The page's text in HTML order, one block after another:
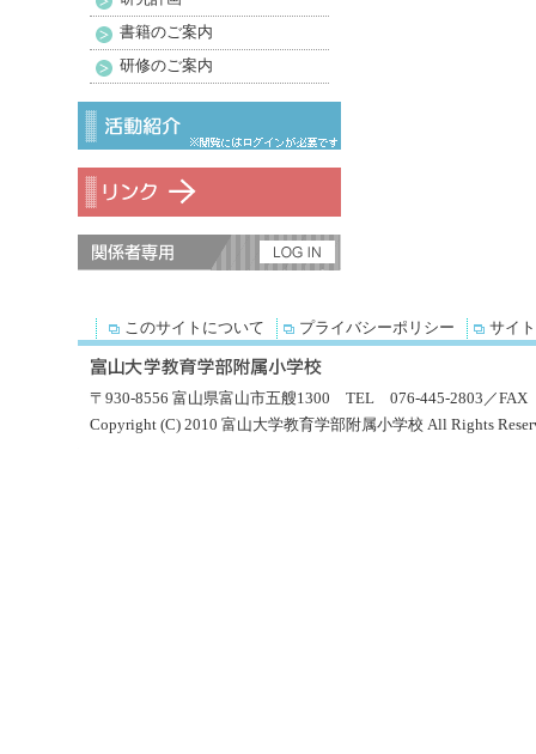
書籍のご案内
研修のご案内
このサイトについて プライバシーポリシー サイ
〒930-8556 富山県富山市五艘1300 TEL 076-445-2803／
Copyright (C) 2010 富山大学教育学部附属小学校 All Rights